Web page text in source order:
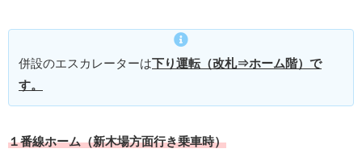
併設のエスカレーターは下り運転（改札⇒ホーム階）で
す。
１番線ホーム（新木場方面行き乗車時）